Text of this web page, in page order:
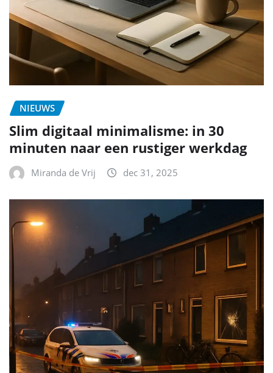
NIEUWS
Slim digitaal minimalisme: in 30
minuten naar een rustiger werkdag
Miranda de Vrij dec 31, 2025